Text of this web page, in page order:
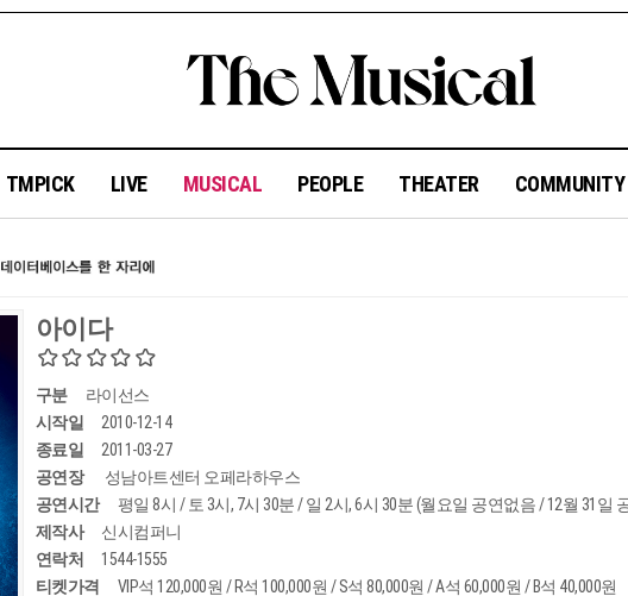
TMPICK LIVE MUSICAL PEOPLE THEATER COMMUNITY
아이다
구분
라이선스
시작일
2010-12-14
종료일
2011-03-27
공연장
성남아트센터 오페라하우스
공연시간
평일 8시 / 토 3시, 7시 30분 / 일 2시, 6시 30분 (월요일 공연없음 / 12월 31일
제작사
신시컴퍼니
연락처
1544-1555
티켓가격
VIP석 120,000원 / R석 100,000원 / S석 80,000원 / A석 60,000원 / B석 40,000원